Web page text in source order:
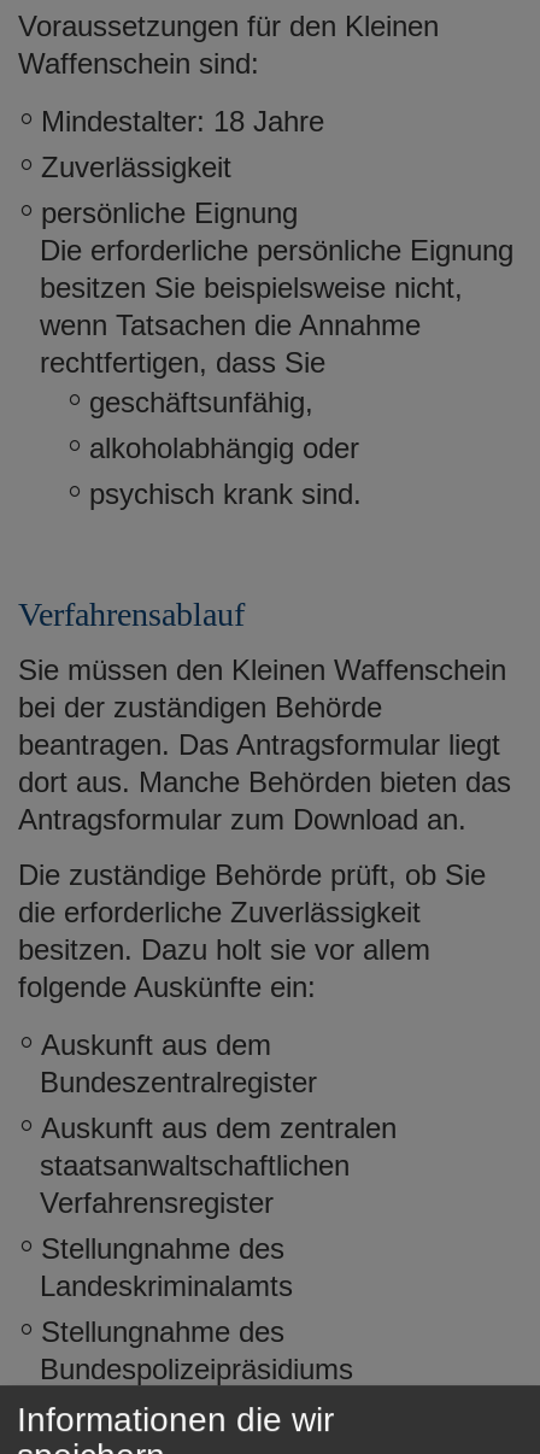
Voraussetzungen für den Kleinen
Waffenschein sind:
Mindestalter: 18 Jahre
Zuverlässigkeit
persönliche Eignung
Die erforderliche persönliche Eignung
besitzen Sie beispielsweise nicht,
wenn Tatsachen die Annahme
rechtfertigen, dass Sie
geschäftsunfähig,
alkoholabhängig oder
psychisch krank sind.
Verfahrensablauf
Sie müssen den Kleinen Waffenschein
bei der zuständigen Behörde
beantragen. Das Antragsformular liegt
dort aus. Manche Behörden bieten das
Antragsformular zum Download an.
Die zuständige Behörde prüft, ob Sie
die erforderliche Zuverlässigkeit
besitzen. Dazu holt sie vor allem
folgende Auskünfte ein:
Auskunft aus dem
Bundeszentralregister
Auskunft aus dem zentralen
staatsanwaltschaftlichen
Verfahrensregister
Stellungnahme des
Landeskriminalamts
Stellungnahme des
Bundespolizeipräsidiums
Stellungnahme des Zollkriminalamtes
Informationen die wir